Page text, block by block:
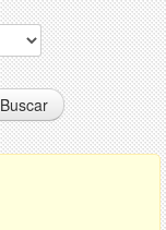
Buscar